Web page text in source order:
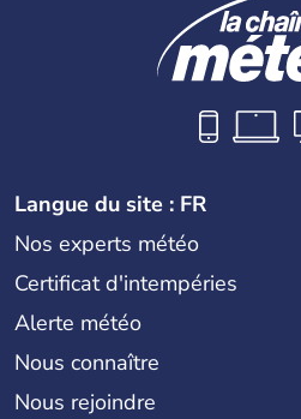
Langue du site : FR
Nos experts météo
Certificat d'intempéries
Alerte météo
Nous connaître
Nous rejoindre